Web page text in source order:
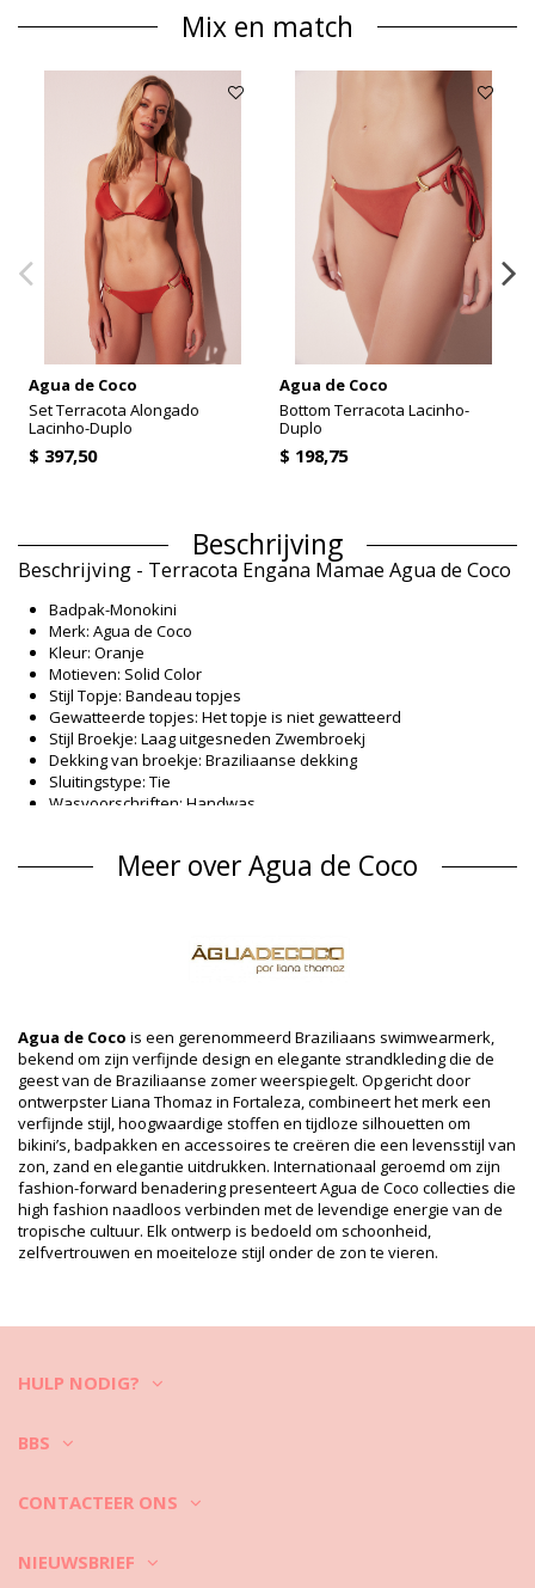
Mix en match
Agua de Coco
Set Terracota Alongado
Lacinho-Duplo
$ 397,50
Agua de Coco
Bottom Terracota Lacinho-
Duplo
$ 198,75
Beschrijving
Beschrijving - Terracota Engana Mamae Agua de Coco
Badpak-Monokini
Merk: Agua de Coco
Kleur: Oranje
Motieven: Solid Color
Stijl Topje: Bandeau topjes
Gewatteerde topjes: Het topje is niet gewatteerd
Stijl Broekje: Laag uitgesneden Zwembroekj
Dekking van broekje: Braziliaanse dekking
Sluitingstype: Tie
Wasvoorschriften: Handwas
Badpak Oranje Agua de Coco WINTER
Materiaal buitenlaag: 87% Polyamide; 13% Elastane
Voering: 82% Poliamide, 18% Elastane
Productgegevens
Afdeling: Dames, Badpak
Verpakking omvat: 1 x Badpak (Andere accessoires niet
inbegrepen)
HS CODE: 6112.41.0010
SKU: 1981125964
EAN: S (7909598789850), M (7909598789867), L (7909598789874)
Referentie leverancier: M1187A2262
Gewicht: 115g / 0.25lb / 4.06oz
Geretoucheerde foto's
Was- en
Een stof van goede kwaliteit is het eerste waar u op moet letten als u
ervoor dat uw badkleding jaren meegaat?
Ten eerste: vermijd ruwe oppervlakken. Gebruik altijd een
(splinters!) kunnen uw zwemkleding beschadigen.
Meer over Agua de Coco
Agua de Coco is een gerenommeerd Braziliaans swimwearmerk,
bekend om zijn verfijnde design en elegante strandkleding die de
geest van de Braziliaanse zomer weerspiegelt. Opgericht door
ontwerpster Liana Thomaz in Fortaleza, combineert het merk een
verfijnde stijl, hoogwaardige stoffen en tijdloze silhouetten om
bikini’s, badpakken en accessoires te creëren die een levensstijl van
zon, zand en elegantie uitdrukken. Internationaal geroemd om zijn
fashion-forward benadering presenteert Agua de Coco collecties die
high fashion naadloos verbinden met de levendige energie van de
tropische cultuur. Elk ontwerp is bedoeld om schoonheid,
zelfvertrouwen en moeiteloze stijl onder de zon te vieren.
HULP NODIG?
BBS
CONTACTEER ONS
NIEUWSBRIEF